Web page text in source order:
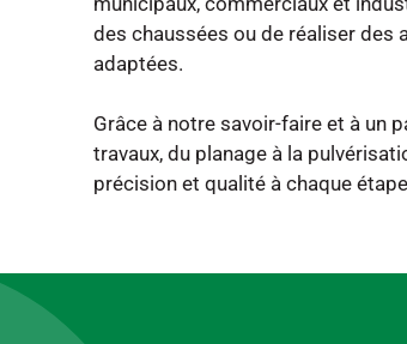
des chaussées ou de réaliser
adaptées.
Grâce à notre savoir-faire et à un
travaux, du planage à la
précision et qualité à chaque